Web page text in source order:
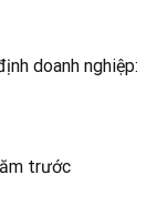
doanh nghiệp:
trước